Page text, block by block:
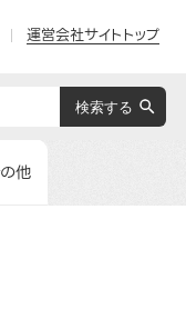
運営会社サイトトップ
他